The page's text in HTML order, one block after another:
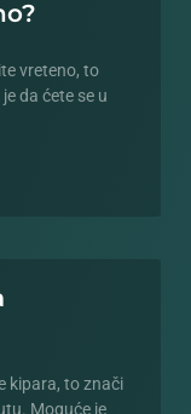
vreteno, to
da ćete se u
kipara, to znači
Moguće je